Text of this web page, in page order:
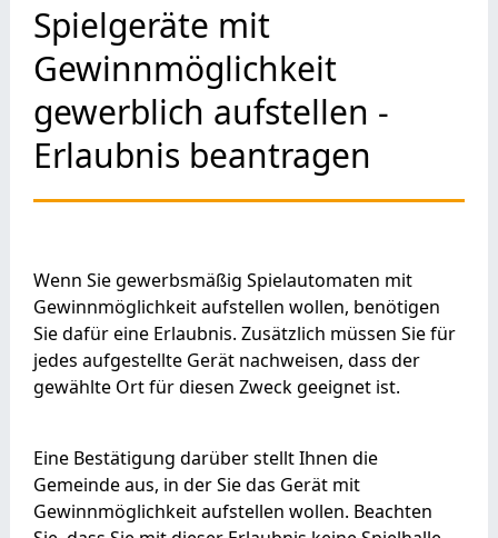
Spielgeräte mit
Gewinnmöglichkeit
gewerblich aufstellen -
Erlaubnis beantragen
Wenn Sie gewerbsmäßig Spielautomaten mit
Gewinnmöglichkeit aufstellen wollen, benötigen
Sie dafür eine Erlaubnis. Zusätzlich müssen Sie für
jedes aufgestellte Gerät nachweisen, dass der
gewählte Ort für diesen Zweck geeignet ist.
Eine Bestätigung darüber stellt Ihnen die
Gemeinde aus, in der Sie das Gerät mit
Gewinnmöglichkeit aufstellen wollen. Beachten